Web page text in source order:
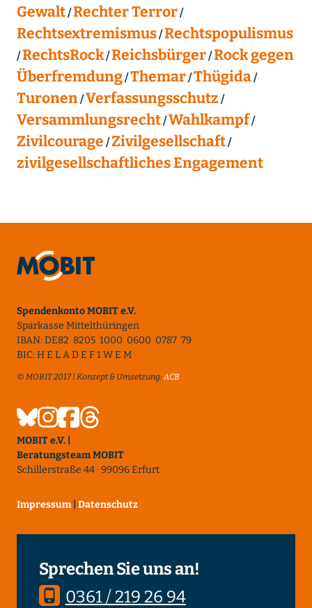
Gewalt Rechter Terror
Rechtsextremismus Rechtspopulismus
RechtsRock Reichsbürger Rock gegen
Überfremdung Themar Thügida
Turonen Verfassungsschutz
Versammlungsrecht Wahlkampf
Zivilcourage Zivilgesellschaft
zivilgesellschaftliches Engagement
Spendenkonto MOBIT e.V.
Sparkasse Mittelthüringen
IBAN: DE82 8205 1000 0600 0787 79
BIC: H E L A D E F 1 W E M
© MOBIT 2017 | Konzept & Umsetzung:ACB
MOBIT e.V. |
Beratungsteam MOBIT
Schillerstraße 44 · 99096 Erfurt
Impressum Datenschutz
Sprechen Sie uns an!
0361 / 219 26 94